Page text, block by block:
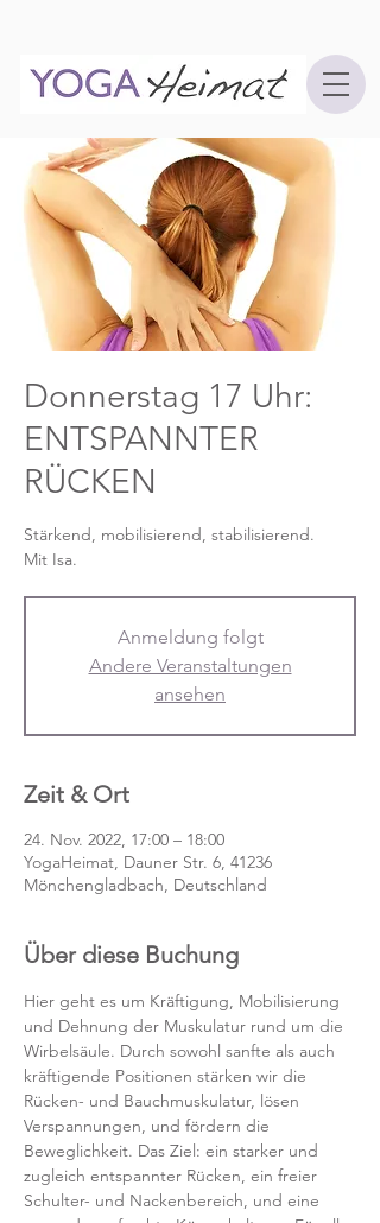
Donnerstag 17 Uhr:
ENTSPANNTER
RÜCKEN
Stärkend, mobilisierend, stabilisierend.
Mit Isa.
Anmeldung folgt
Andere Veranstaltungen
ansehen
Zeit & Ort
24. Nov. 2022, 17:00 – 18:00
YogaHeimat, Dauner Str. 6, 41236
Mönchengladbach, Deutschland
Über diese Buchung
Hier geht es um Kräftigung, Mobilisierung
und Dehnung der Muskulatur rund um die
Wirbelsäule. Durch sowohl sanfte als auch
kräftigende Positionen stärken wir die
Rücken- und Bauchmuskulatur, lösen
Verspannungen, und fördern die
Beweglichkeit. Das Ziel: ein starker und
zugleich entspannter Rücken, ein freier
Schulter- und Nackenbereich, und eine